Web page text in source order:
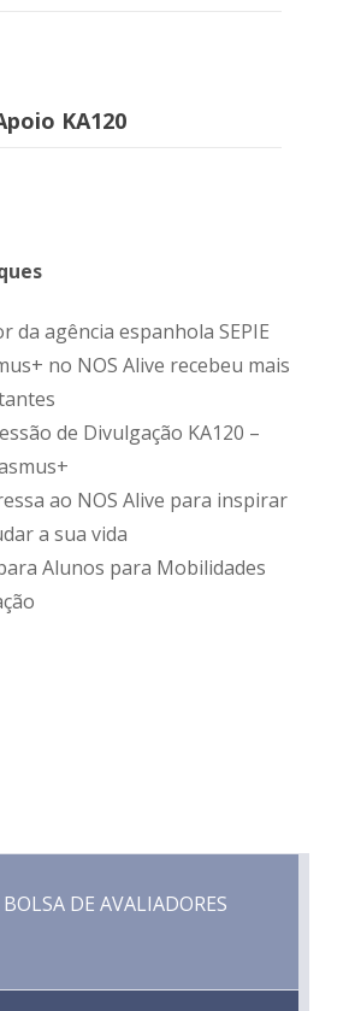
KA120
da agência espanhola SEPIE
no NOS Alive recebeu mais
de Divulgação KA120 –
ao NOS Alive para inspirar
a sua vida
Alunos para Mobilidades
BOLSA DE AVALIADORES